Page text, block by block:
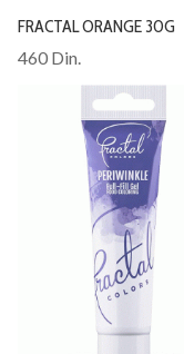
FRACTAL ORANGE 30G
460 Din.